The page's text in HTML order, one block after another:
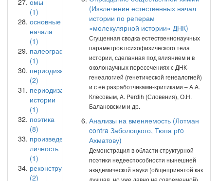
(1)
основные
начала
(1)
палеография
(1)
периодизация
(2)
периодизация
истории
(1)
поэтика
(8)
произведение-
личность
(1)
реконструкция
(2)
(Извлечение естественных начал
истории по реперам
«молекулярной истории» ДНК)
Сгущенная сводка естественнонаучных
параметров психофизического тела
истории, сделанная под влиянием и в
околонаучных пересечениях с ДНК-
генеалогией (генетической генеалогией)
и с её разработчиками-критиками – А.А.
Клёсовым, A. Perdih (Словения), О.Н.
Балановским и др.
Анализы на вменяемость (Лотман
contra Заболоцкого, Тюпа рro
Ахматову)
Демонстрация в области структурной
поэтики недееспособности нынешней
академической науки (общепринятой как
лучшая, но уже давно не современной)